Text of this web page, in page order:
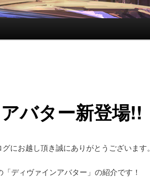
バター新登場!!
にお越し頂き誠にありがとうございます。
ディヴァインアバター」の紹介です！